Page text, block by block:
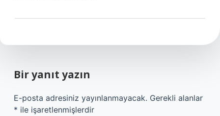
Bir yanıt yazın
E-posta adresiniz yayınlanmayacak. Gerekli alanlar
* ile işaretlenmişlerdir